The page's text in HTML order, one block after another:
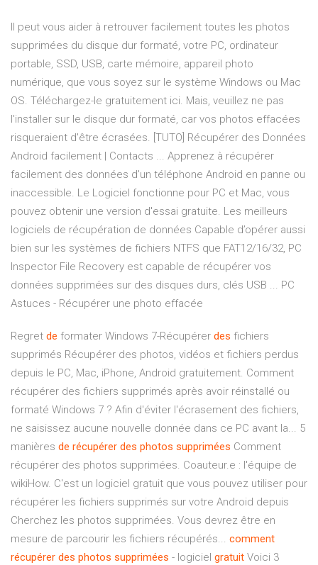
Il peut vous aider à retrouver facilement toutes les photos
supprimées du disque dur formaté, votre PC, ordinateur
portable, SSD, USB, carte mémoire, appareil photo
numérique, que vous soyez sur le système Windows ou Mac
OS. Téléchargez-le gratuitement ici. Mais, veuillez ne pas
l'installer sur le disque dur formaté, car vos photos effacées
risqueraient d'être écrasées. [TUTO] Récupérer des Données
Android facilement | Contacts ... Apprenez à récupérer
facilement des données d'un téléphone Android en panne ou
inaccessible. Le Logiciel fonctionne pour PC et Mac, vous
pouvez obtenir une version d'essai gratuite. Les meilleurs
logiciels de récupération de données Capable d’opérer aussi
bien sur les systèmes de fichiers NTFS que FAT12/16/32, PC
Inspector File Recovery est capable de récupérer vos
données supprimées sur des disques durs, clés USB ... PC
Astuces - Récupérer une photo effacée
Regret de formater Windows 7-Récupérer des fichiers
supprimés Récupérer des photos, vidéos et fichiers perdus
depuis le PC, Mac, iPhone, Android gratuitement. Comment
récupérer des fichiers supprimés après avoir réinstallé ou
formaté Windows 7 ? Afin d'éviter l'écrasement des fichiers,
ne saisissez aucune nouvelle donnée dans ce PC avant la... 5
manières de récupérer des photos supprimées Comment
récupérer des photos supprimées. Coauteur.e : l'équipe de
wikiHow. C'est un logiciel gratuit que vous pouvez utiliser pour
récupérer les fichiers supprimés sur votre Android depuis
Cherchez les photos supprimées. Vous devrez être en
mesure de parcourir les fichiers récupérés... comment
récupérer des photos supprimées - logiciel gratuit Voici 3